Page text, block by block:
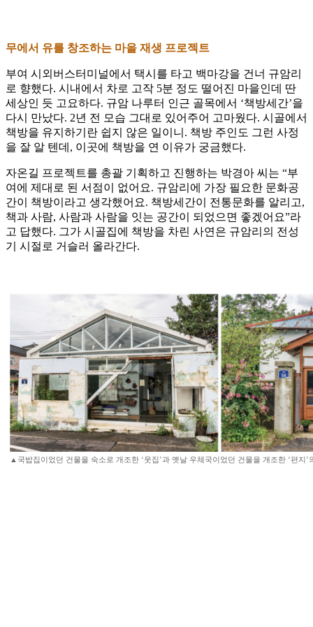
무에서 유를 창조하는 마을 재생 프로젝트
부여 시외버스터미널에서 택시를 타고 백마강을 건너 규암리
로 향했다. 시내에서 차로 고작 5분 정도 떨어진 마을인데 딴
세상인 듯 고요하다. 규암 나루터 인근 골목에서 ‘책방세간’을
다시 만났다. 2년 전 모습 그대로 있어주어 고마웠다. 시골에서
책방을 유지하기란 쉽지 않은 일이니. 책방 주인도 그런 사정
을 잘 알 텐데, 이곳에 책방을 연 이유가 궁금했다.
자온길 프로젝트를 총괄 기획하고 진행하는 박경아 씨는 “부
여에 제대로 된 서점이 없어요. 규암리에 가장 필요한 문화공
간이 책방이라고 생각했어요. 책방세간이 전통문화를 알리고,
책과 사람, 사람과 사람을 잇는 공간이 되었으면 좋겠어요”라
고 답했다. 그가 시골집에 책방을 차린 사연은 규암리의 전성
기 시절로 거슬러 올라간다.
▲국밥집이었던 건물을 숙소로 개조한 ‘웃집’과 옛날 우체국이었던 건물을 개조한 ‘편지